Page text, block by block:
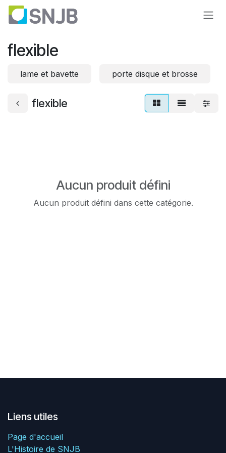
Se rendre au contenu
flexible
lame et bavette porte disque et brosse
flexible
Aucun produit défini
Aucun produit défini dans cette catégorie.
Liens utiles
Page d'accueil
L'Histoire de SNJB